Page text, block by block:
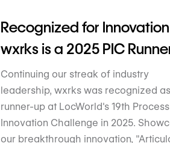
Recognized for
wxrks is a 2025 PIC
Continuing our streak of industry
leadership, wxrks was recognized
runner-up at LocWorld's 19th Process
Innovation Challenge in 2025.
our breakthrough innovation,